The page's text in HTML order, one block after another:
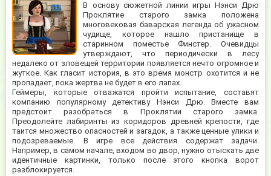
В основу сюжетной линии игры Нэнси Дрю
Проклятие старого замка положена
многовековая баварская легенда об ужасном
чудище, которое нашло пристанище в
старинном поместье Финстер. Очевидцы
утверждают, что периодически в лесу
недалеко от зловещей территории появляется нечто огромное и
жуткое. Как гласит история, в это время монстр охотится и не
пропадает, пока жертва не будет в его лапах.
Геймеры, которые отважатся пройти испытание, составят
компанию популярному детективу Нэнси Дрю. Вместе вам
предстоит разобраться в Проклятии старого замка.
Преодолейте лабиринты из коридоров древней крепости, где
таится множество опасностей и загадок, а также ценные улики и
подозреваемые. В игре все действия содержат задачи.
Например, в самом начале, входом во двор, нужно отыскать две
идентичные картинки, только после этого кнопка ворот
разблокируется.